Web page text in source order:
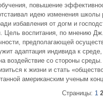
повышение
идею изменения школы
избавления от догм и
Цель воспитания, по мнению
предполагающей
адаптация индивида к
воздействие со стороны
к жизни и стать
американским ученым
Страницы: 1 2